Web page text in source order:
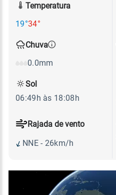
Temperatura
19°34°
Chuva
0.0mm
Rajada de vento
NNE - 26km/h
Sol
06:49h às 18:08h